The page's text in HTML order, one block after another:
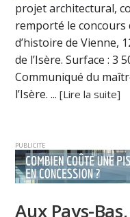
projet architectural,
remporté le
d’histoire de Vienne,
de l’Isère. Surface : 3
Communiqué du
l’Isère. ...[Lire la suite]
PUBLICITE
Aux Pays-